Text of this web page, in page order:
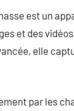
est un
et des
elle
par les